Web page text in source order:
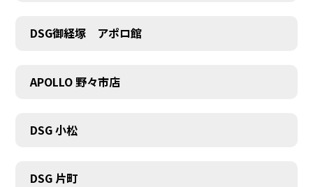
COMPANY
DSG御経塚 アポロ館
APOLLO 野々市店
DSG 小松
DSG 片町